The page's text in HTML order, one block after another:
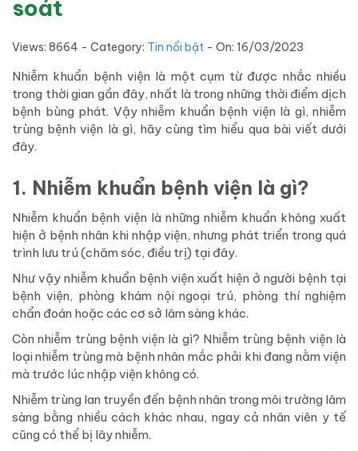
soát
Views: 8664 - Category: Tin nổi bật - On: 16/03/2023
Nhiễm khuẩn bệnh viện là một cụm từ được nhắc nhiều
trong thời gian gần đây, nhất là trong những thời điểm dịch
bệnh bùng phát. Vậy nhiễm khuẩn bệnh viện là gì, nhiễm
trùng bệnh viện là gì, hãy cùng tìm hiểu qua bài viết dưới
đây.
1. Nhiễm khuẩn bệnh viện là gì?
Nhiễm khuẩn bệnh viện là những nhiễm khuẩn không xuất
hiện ở bệnh nhân khi nhập viện, nhưng phát triển trong quá
trình lưu trú (chăm sóc, điều trị) tại đây.
Như vậy nhiễm khuẩn bệnh viện xuất hiện ở người bệnh tại
bệnh viện, phòng khám nội ngoại trú, phòng thí nghiệm
chẩn đoán hoặc các cơ sở lâm sàng khác.
Còn nhiễm trùng bệnh viện là gì? Nhiễm trùng bệnh viện là
loại nhiễm trùng mà bệnh nhân mắc phải khi đang nằm viện
mà trước lúc nhập viện không có.
Nhiễm trùng lan truyền đến bệnh nhân trong môi trường lâm
sàng bằng nhiều cách khác nhau, ngay cả nhân viên y tế
cũng có thể bị lây nhiễm.